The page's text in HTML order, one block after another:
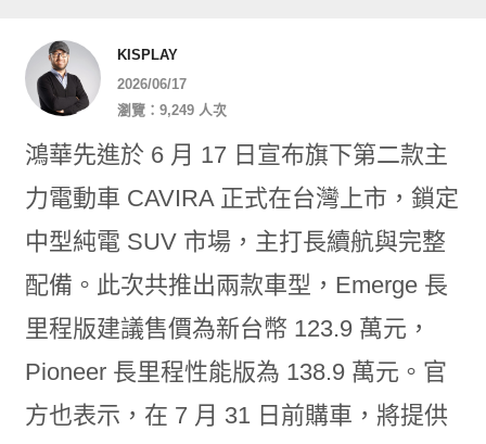
KISPLAY
2026/06/17
瀏覽：9,249 人次
鴻華先進於 6 月 17 日宣布旗下第二款主
力電動車 CAVIRA 正式在台灣上市，鎖定
中型純電 SUV 市場，主打長續航與完整
配備。此次共推出兩款車型，Emerge 長
里程版建議售價為新台幣 123.9 萬元，
Pioneer 長里程性能版為 138.9 萬元。官
方也表示，在 7 月 31 日前購車，將提供